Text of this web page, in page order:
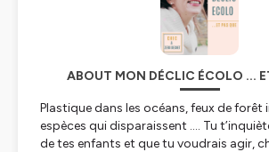
ABOUT MON DÉCLIC ÉCOLO ...
Plastique dans les océans, feux de forêt
espèces qui disparaissent .... Tu
de tes enfants et que tu voudrais agir,